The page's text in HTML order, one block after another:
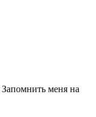
Запомнить меня на